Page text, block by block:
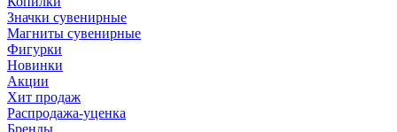
Значки сувенирные
Магниты сувенирные
Фигурки
Новинки
Акции
Хит продаж
Распродажа-уценка
Бренды